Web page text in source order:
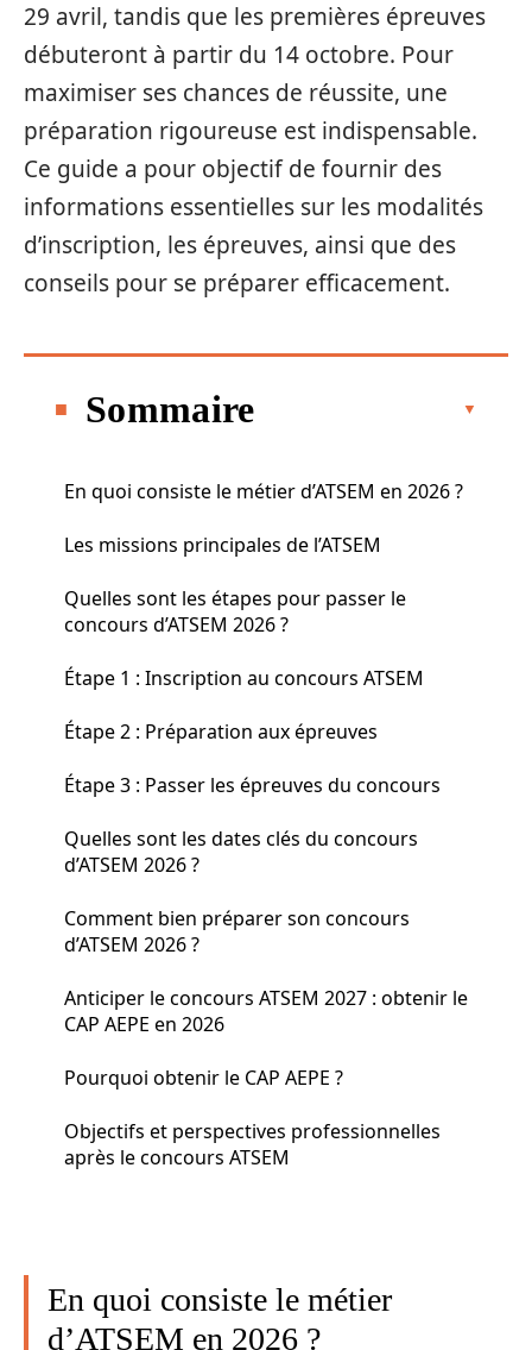
29 avril, tandis que les premières épreuves
débuteront à partir du 14 octobre. Pour
maximiser ses chances de réussite, une
préparation rigoureuse est indispensable.
Ce guide a pour objectif de fournir des
informations essentielles sur les modalités
d’inscription, les épreuves, ainsi que des
conseils pour se préparer efficacement.
Sommaire
En quoi consiste le métier d’ATSEM en 2026 ?
Les missions principales de l’ATSEM
Quelles sont les étapes pour passer le
concours d’ATSEM 2026 ?
Étape 1 : Inscription au concours ATSEM
Étape 2 : Préparation aux épreuves
Étape 3 : Passer les épreuves du concours
Quelles sont les dates clés du concours
d’ATSEM 2026 ?
Comment bien préparer son concours
d’ATSEM 2026 ?
Anticiper le concours ATSEM 2027 : obtenir le
CAP AEPE en 2026
Pourquoi obtenir le CAP AEPE ?
Objectifs et perspectives professionnelles
après le concours ATSEM
En quoi consiste le métier
d’ATSEM en 2026 ?